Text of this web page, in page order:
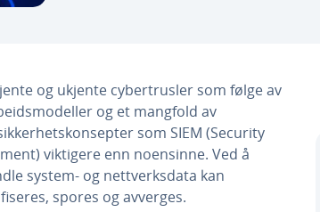
og ukjente cybertrusler som følge av
og et mangfold av
som SIEM (Security
viktigere enn noensinne. Ved å
system- og nettverksdata kan
spores og avverges.